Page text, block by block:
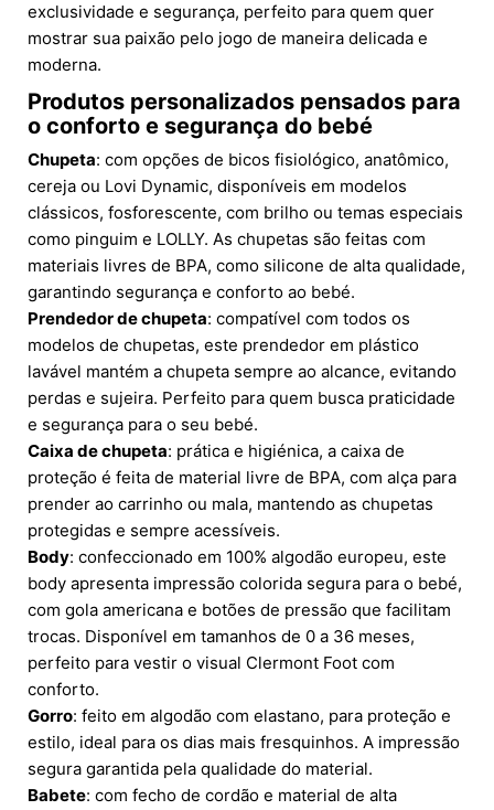
exclusividade e segurança, perfeito para quem quer
mostrar sua paixão pelo jogo de maneira delicada e
moderna.
Produtos personalizados pensados para
o conforto e segurança do bebé
Chupeta: com opções de bicos fisiológico, anatômico,
cereja ou Lovi Dynamic, disponíveis em modelos
clássicos, fosforescente, com brilho ou temas especiais
como pinguim e LOLLY. As chupetas são feitas com
materiais livres de BPA, como silicone de alta qualidade,
garantindo segurança e conforto ao bebé.
Prendedor de chupeta: compatível com todos os
modelos de chupetas, este prendedor em plástico
lavável mantém a chupeta sempre ao alcance, evitando
perdas e sujeira. Perfeito para quem busca praticidade
e segurança para o seu bebé.
Caixa de chupeta: prática e higiénica, a caixa de
proteção é feita de material livre de BPA, com alça para
prender ao carrinho ou mala, mantendo as chupetas
protegidas e sempre acessíveis.
Body: confeccionado em 100% algodão europeu, este
body apresenta impressão colorida segura para o bebé,
com gola americana e botões de pressão que facilitam
trocas. Disponível em tamanhos de 0 a 36 meses,
perfeito para vestir o visual Clermont Foot com
conforto.
Gorro: feito em algodão com elastano, para proteção e
estilo, ideal para os dias mais fresquinhos. A impressão
segura garantida pela qualidade do material.
Babete: com fecho de cordão e material de alta